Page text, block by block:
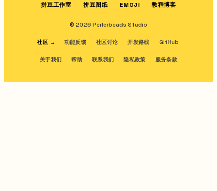
拼豆工作室 拼豆图纸 EMOJI 教程博客
© 2026 Perlerbeads Studio
社区 → 功能反馈 社区讨论 开发路线 GitHub
关于我们 帮助 联系我们 隐私政策 服务条款